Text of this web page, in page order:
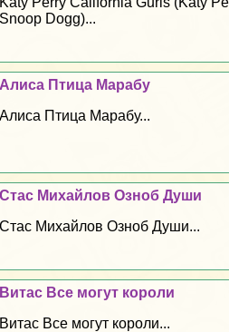
Snoop Dogg)...
Алиса Птица Маpaбу
Алиса Птица Маpaбу...
Стас Михайлов Озноб Души
Стас Михайлов Озноб Души...
Витас Все могут короли
Витас Все могут короли...